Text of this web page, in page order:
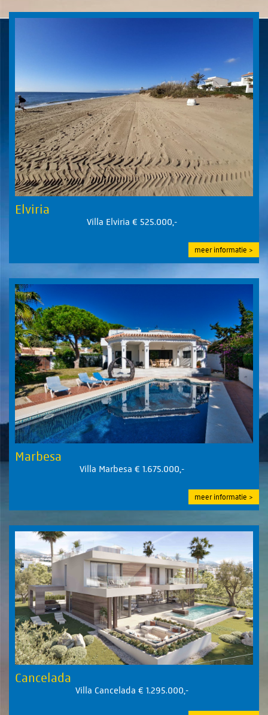
Elviria
Villa Elviria € 525.000,-
meer informatie
Marbesa
Villa Marbesa € 1.675.000,-
meer informatie
Cancelada
Villa Cancelada € 1.295.000,-